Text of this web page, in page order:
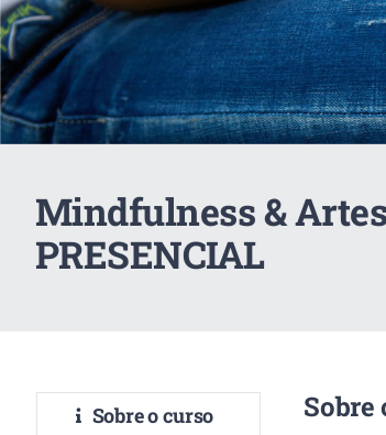
Mindfulness &
PRESENCIAL
Sobre o curso Sobre